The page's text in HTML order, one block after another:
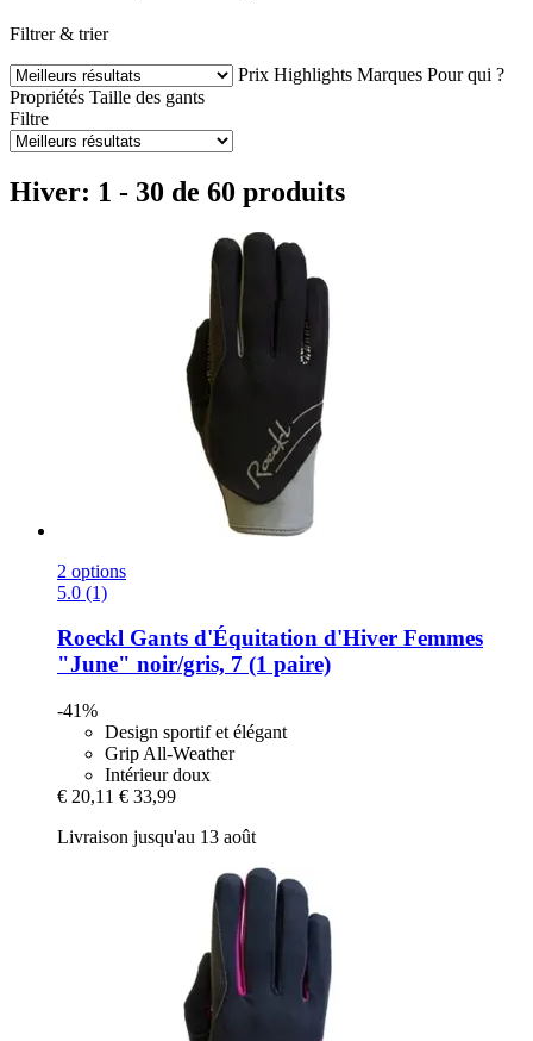
Filtrer & trier
Prix Highlights Marques Pour qui ?
Propriétés Taille des gants
Filtre
Hiver: 1 - 30 de 60 produits
2 options
5.0 (1)
Roeckl Gants d'Équitation d'Hiver Femmes
"June" noir/gris, 7 (1 paire)
-41%
Design sportif et élégant
Grip All-Weather
Intérieur doux
€ 20,11 € 33,99
Livraison jusqu'au 13 août